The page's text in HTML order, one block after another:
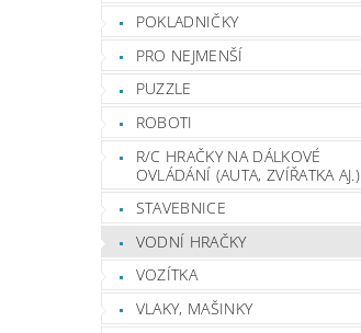
POKLADNIČKY
PRO NEJMENŠÍ
PUZZLE
ROBOTI
R/C HRAČKY NA DÁLKOVÉ
OVLÁDÁNÍ (AUTA, ZVÍŘATKA AJ.)
STAVEBNICE
VODNÍ HRAČKY
VOZÍTKA
VLAKY, MAŠINKY